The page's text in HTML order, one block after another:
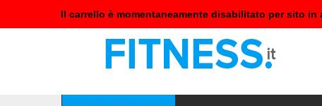
Il carrello è momentaneamente disabilitato per sito